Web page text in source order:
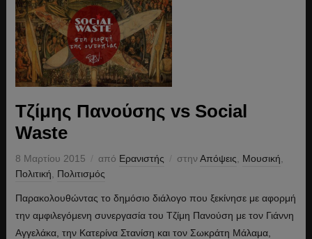
Τζίμης Πανούσης vs Social
Waste
8 Μαρτίου 2015 από Ερανιστής στηνΑπόψεις Μουσική
Πολιτική
Πολιτισμός
Παρακολουθώντας το δημόσιο διάλογο που ξεκίνησε με αφορμή
την αμφιλεγόμενη συνεργασία του Τζίμη Πανούση με τον Γιάννη
Αγγελάκα, την Κατερίνα Στανίση και τον Σωκράτη Μάλαμα,